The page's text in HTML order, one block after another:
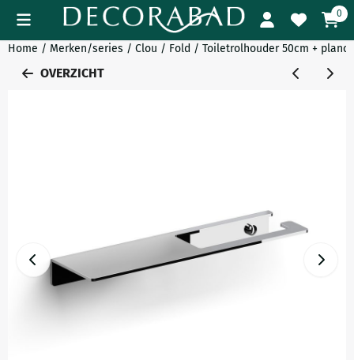
Cookievoorkeuren zijn momenteel gesloten. 0
Home / Merken/series / Clou / Fold / Toiletrolhouder 50cm +
OVERZICHT